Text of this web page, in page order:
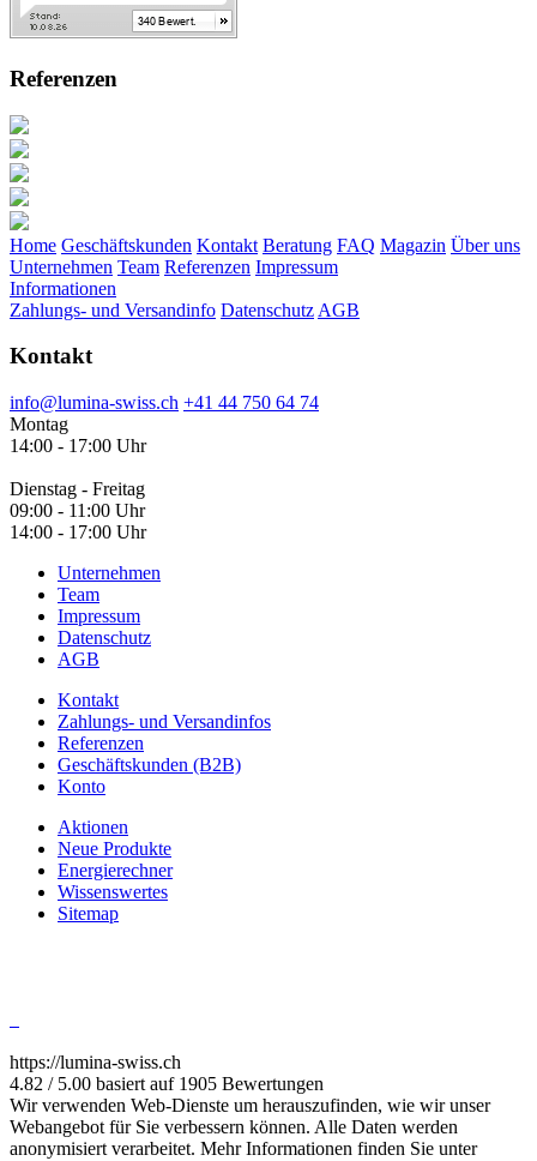
Referenzen
Home Geschäftskunden Kontakt Beratung FAQ Magazin Über uns
Unternehmen Team Referenzen Impressum
Informationen
Zahlungs- und Versandinfo Datenschutz AGB
Kontakt
info@lumina-swiss.ch +41 44 750 64 74
Montag
14:00 - 17:00 Uhr
Dienstag - Freitag
09:00 - 11:00 Uhr
14:00 - 17:00 Uhr
Unternehmen
Team
Impressum
Datenschutz
AGB
Kontakt
Zahlungs- und Versandinfos
Referenzen
Geschäftskunden (B2B)
Konto
Aktionen
Neue Produkte
Energierechner
Wissenswertes
Sitemap
https://lumina-swiss.ch
4.82 / 5.00 basiert auf 1905 Bewertungen
Wir verwenden Web-Dienste um herauszufinden, wie wir unser
Webangebot für Sie verbessern können. Alle Daten werden
anonymisiert verarbeitet. Mehr Informationen finden Sie unter